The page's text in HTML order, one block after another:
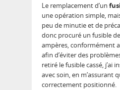
Le remplacement d’un
une opération simple,
peu de minutie et de
donc procuré un fusible
ampères, conformément
afin d’éviter des
retiré le fusible cassé, j’ai
avec soin, en m’assurant
correctement positionné.